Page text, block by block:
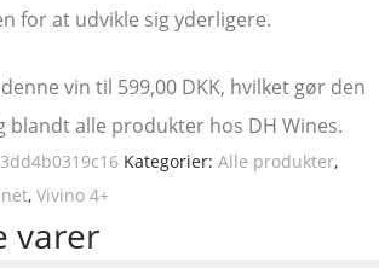
for at udvikle sig yderligere.
vin til 599,00 DKK, hvilket gør den
blandt alle produkter hos DH Wines.
3dd4b0319c16 Kategorier: Alle produkter,
, Vivino 4+
varer